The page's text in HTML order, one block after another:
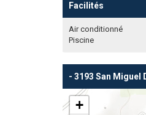
Facilités
Air conditionné
Piscine
- 3193 San Miguel
+